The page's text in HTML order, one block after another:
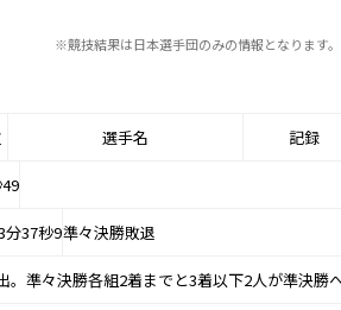
※競技結果は日本選手団のみの情報となります。
選手名 記録
分37秒9準々決勝敗退
。準々決勝各組2着までと3着以下2人が準決勝